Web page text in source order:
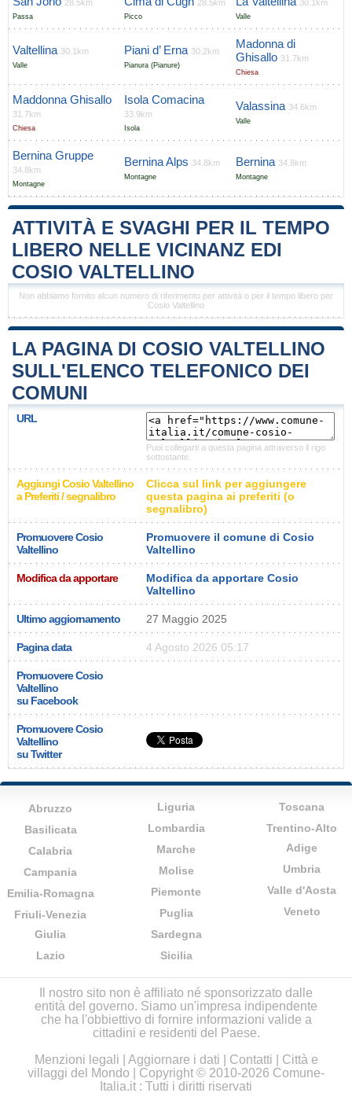
28.5km
Passa
28.5km
Picco
30.1km
Valle
Valtellina 30.1km
Valle
Piani d’ Erna 30.2km
Pianura (Pianure)
Madonna di
Ghisallo 31.7km
Chiesa
Maddonna Ghisallo
31.7km
Chiesa
Isola Comacina
33.9km
Isola
Valassina 34.6km
Valle
Bernina Gruppe
34.8km
Montagne
Bernina Alps 34.8km
Montagne
Bernina 34.8km
Montagne
ATTIVITÀ E SVAGHI PER IL TEMPO
LIBERO NELLE VICINANZ EDI
COSIO VALTELLINO
Non abbiamo fornito alcun numero di riferimento per attività o per il tempo libero per
Cosio Valtellino
LA PAGINA DI COSIO VALTELLINO
SULL'ELENCO TELEFONICO DEI
COMUNI
URL
Puoi collegarti a questa pagina attraverso il rigo
sottostante.
Aggiungi Cosio Valtellino
a Preferiti / segnalibro
Clicca sul link per aggiungere
questa pagina ai preferiti (o
segnalibro)
Promuovere Cosio
Valtellino
Promuovere il comune di Cosio
Valtellino
Modifica da apportare
Modifica da apportare Cosio
Valtellino
Ultimo aggiornamento 27 Maggio 2025
Pagina data 4 Agosto 2026 05:17
Promuovere Cosio
Valtellino
su Facebook
Promuovere Cosio
Valtellino
su Twitter
Abruzzo
Basilicata
Calabria
Campania
Emilia-Romagna
Friuli-Venezia
Giulia
Lazio
Liguria
Lombardia
Marche
Molise
Piemonte
Puglia
Sardegna
Sicilia
Toscana
Trentino-Alto
Adige
Umbria
Valle d'Aosta
Veneto
Il nostro sito non è affiliato né sponsorizzato dalle
entità del governo. Siamo un'impresa indipendente
che ha l'obbiettivo di fornire informazioni valide a
cittadini e residenti del Paese.
Menzioni legali
Aggiornare i dati Contatti
Città e
villaggi del Mondo | Copyright © 2010-2026 Comune-
Italia.it : Tutti i diritti riservati